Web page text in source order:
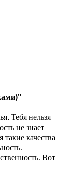
Тебя нельзя
не знает
такие качества
Вот